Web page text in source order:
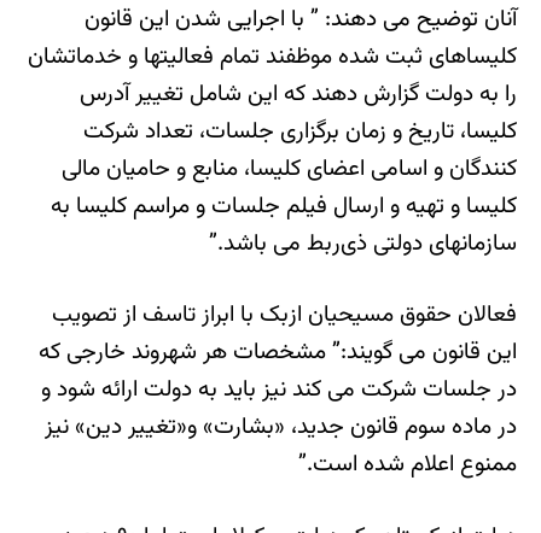
آنان توضیح می دهند: ” با اجرایی شدن این قانون
کلیساهای ثبت شده موظفند تمام فعالیتها و خدماتشان
را به دولت گزارش دهند که این شامل تغییر آدرس
کلیسا، تاریخ و زمان برگزاری جلسات، تعداد شرکت
کنندگان و اسامی اعضای کلیسا، منابع و حامیان مالی
کلیسا و تهیه و ارسال فیلم جلسات و مراسم کلیسا به
سازمانهای دولتی ذی‌ربط می باشد.”
فعالان حقوق مسیحیان ازبک با ابراز تاسف از تصویب
این قانون می گویند:” مشخصات هر شهروند خارجی که
در جلسات شرکت می کند نیز باید به دولت ارائه شود و
در ماده سوم قانون جدید، «بشارت» و«تغییر دین» نیز
ممنوع اعلام شده است.”